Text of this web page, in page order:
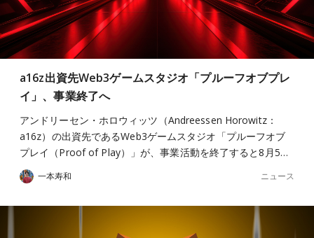
a16z出資先Web3ゲームスタジオ「プルーフオブプレ
イ」、事業終了へ
アンドリーセン・ホロウィッツ（Andreessen Horowitz：
a16z）の出資先であるWeb3ゲームスタジオ「プルーフオブ
プレイ（Proof of Play）」が、事業活動を終了すると8月5…
一本寿和 ニュース